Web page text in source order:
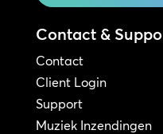
Contact &
Contact
Client Login
Support
Muziek Inzendingen